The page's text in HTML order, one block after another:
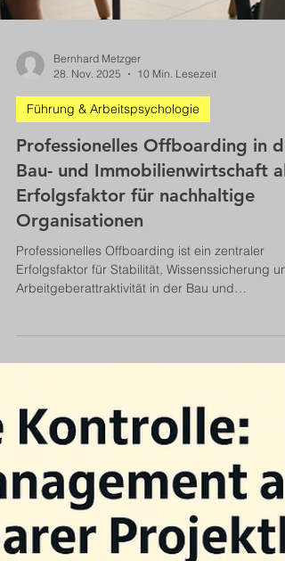
Bernhard Metzger
28. Nov. 2025
10 Min. Lesezeit
Führung & Arbeitspsychologie
Professionelles Offboarding in
Bau- und Immobilienwirtschaft als
Organisationen
Professionelles Offboarding ist ein zentraler
Arbeitgeberattraktivität in der Bau und
Immobilienwirtschaft. Der Beitrag zeigt
wie Trennungsprozesse strategisch,
wertschätzend und strukturiert gestaltet werden.